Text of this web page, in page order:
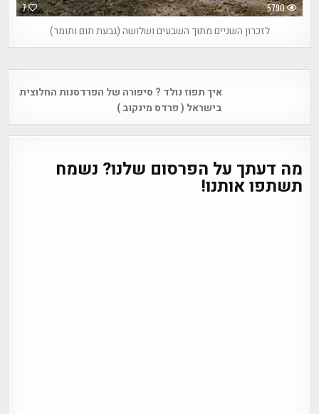
7 5790
לזכרון השניים מתוך השבעים ושלושה (גבעת תום ותומר)
navigationאיך תפוז נולד ? סיפורה של הפרדסנות החלוצית
בישראל ( פרדס מינקוב )
מה דעתך על הפרסום שלנו? נשמח
תשתפו אותנו!